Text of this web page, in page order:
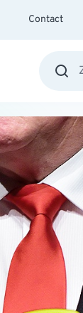
Contact